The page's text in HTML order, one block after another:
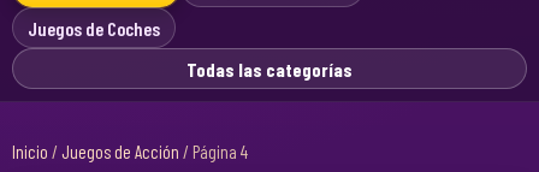
Juegos de Coches
Todas las categorías
Inicio / Juegos de Acción / Página 4